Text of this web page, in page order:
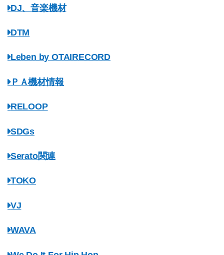
DJ、音楽機材
DTM
Leben by OTAIRECORD
ＰＡ機材情報
RELOOP
SDGs
Serato関連
TOKO
VJ
WAVA